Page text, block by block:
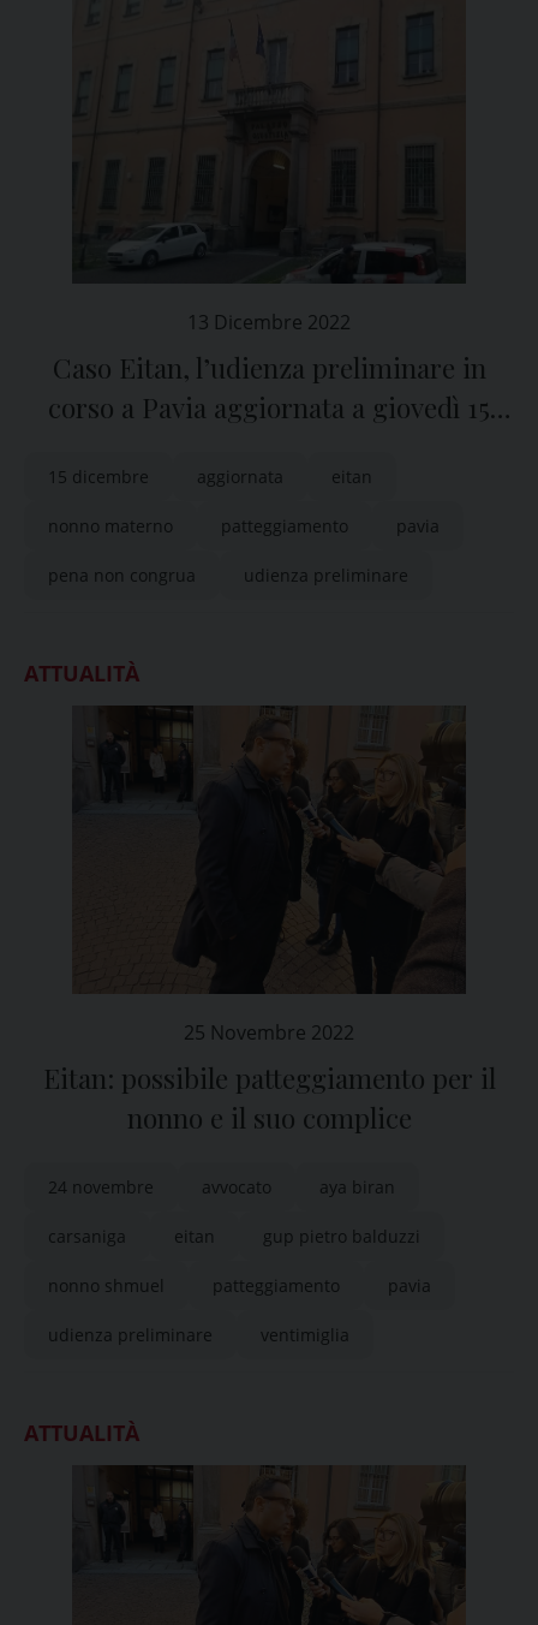
13 Dicembre 2022
Caso Eitan, l’udienza preliminare in
corso a Pavia aggiornata a giovedì 15
15 dicembre aggiornata eitan
nonno materno patteggiamento pavia
pena non congrua udienza preliminare
ATTUALITÀ
25 Novembre 2022
Eitan: possibile patteggiamento per il
nonno e il suo complice
24 novembre avvocato aya biran
carsaniga eitan gup pietro balduzzi
nonno shmuel patteggiamento pavia
udienza preliminare ventimiglia
ATTUALITÀ